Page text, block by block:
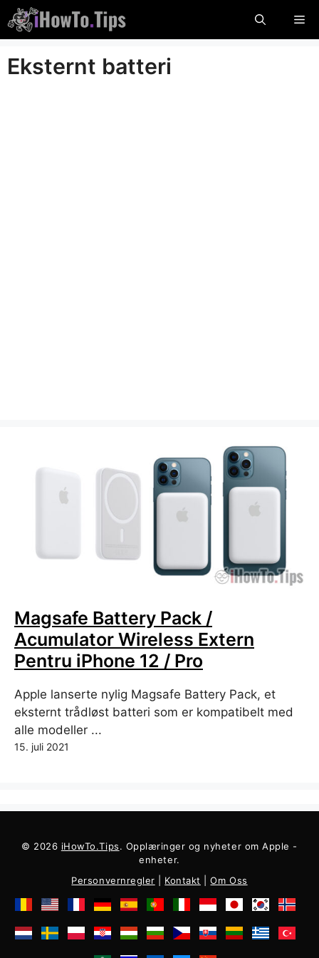
Hopp
til
innholdet
Eksternt batteri
Magsafe Battery Pack /
Acumulator Wireless Extern
Pentru iPhone 12 / Pro
Apple lanserte nylig Magsafe Battery Pack, et
eksternt trådløst batteri som er kompatibelt med
alle modeller ...
15. juli 2021
© 2026 iHowTo.Tips. Opplæringer og nyheter om Apple -
enheter.
Personvernregler
Kontakt |Om Oss